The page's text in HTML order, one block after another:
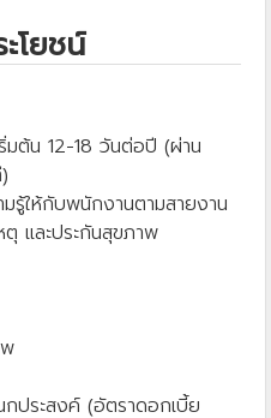
โยชน์
มต้น 12-18 วันต่อปี (ผ่าน
รู้ให้กับพนักงานตามสายงาน
และประกันสุขภาพ
ประสงค์ (อัตราดอกเบี้ย